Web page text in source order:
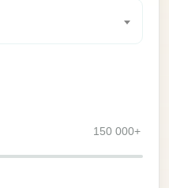
150 000+